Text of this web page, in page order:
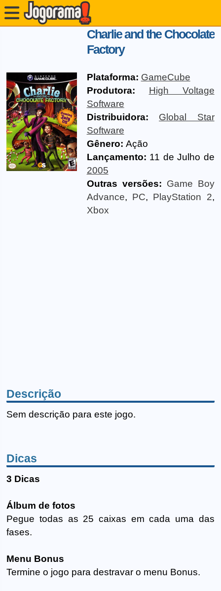
Charlie and the Chocolate
Factory
Plataforma: GameCube
Produtora:
High Voltage
Software
Distribuidora:
Global Star
Software
Gênero: Ação
Lançamento: 11 de Julho de
2005
Outras versões: Game Boy
Advance, PC, PlayStation 2,
Xbox
Descrição
Sem descrição para este jogo.
Dicas
3 Dicas
Álbum de fotos
Pegue todas as 25 caixas em cada uma das
fases.
Menu Bonus
Termine o jogo para destravar o menu Bonus.